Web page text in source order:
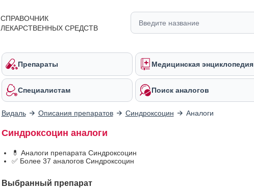
СПРАВОЧНИК
ЛЕКАРСТВЕННЫХ СРЕДСТВ
Препараты Медицинская энциклопедия
Специалистам Поиск аналогов
Видаль Описания препаратов Синдроксоцин Аналоги
Синдроксоцин аналоги
💊 Аналоги препарата Синдроксоцин
✅ Более 37 аналогов Синдроксоцин
Выбранный препарат